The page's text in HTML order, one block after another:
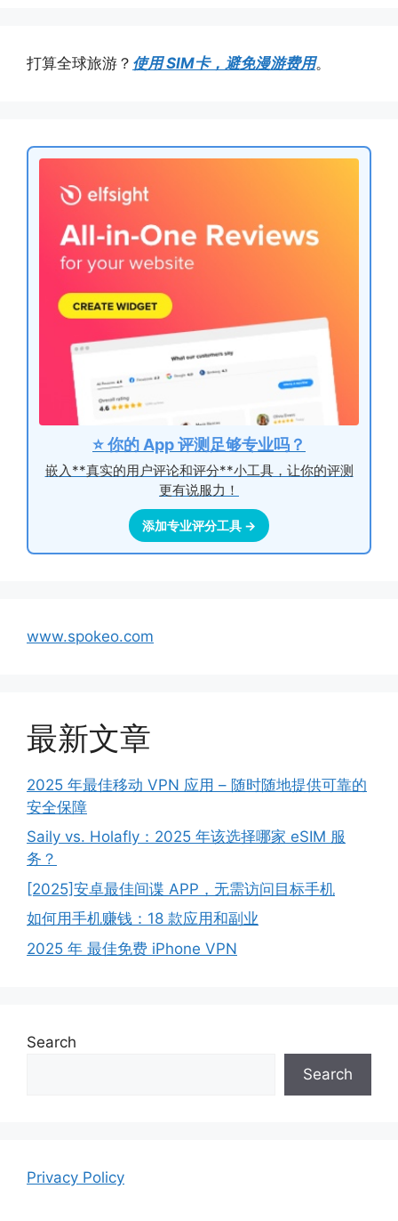
打算全球旅游？ 使用 SIM卡，避免漫游费用。
⭐ 你的 App 评测足够专业吗？
嵌入**真实的用户评论和评分**小工具，让你的评测
更有说服力！
添加专业评分工具 →
www.spokeo.com
最新文章
2025 年最佳移动 VPN 应用 – 随时随地提供可靠的
安全保障
Saily vs. Holafly：2025 年该选择哪家 eSIM 服
务？
[2025]安卓最佳间谍 APP，无需访问目标手机
如何用手机赚钱：18 款应用和副业
2025 年 最佳免费 iPhone VPN
Search
Search
Privacy Policy